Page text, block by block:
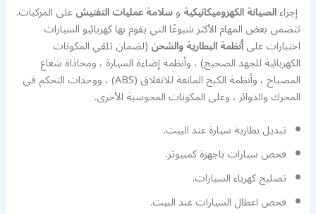
إجراءالصيانة الكهروميكانيكيةوسلامة عمليات التفتيشعلى المركبات.
تتضمن بعض المهام الأكثر شيوعًا التي يقوم بها كهربائيو السيارات
اختبارات علىأنظمة البطارية والشحن(لضمان تلقي المكونات
الكهربائية للجهد الصحيح) ، وأنظمة إضاءة السيارة ، ومحاذاة شعاع
المصباح ، وأنظمة الكبح المانعة للانغلاق (ABS) ، ووحدات التحكم في
المحرك والدوائر ، وعلى المكونات المحوسبة الأخرى.
تبديل بطارية سيارة عند البيت.
فحص سيارات باجهزة كمبيوتر.
تصليح كهرباء السيارات.
فحص اعطال السيارات عند البيت.